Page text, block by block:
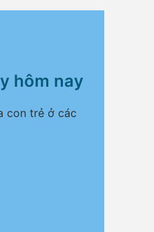
hôm nay
con trẻ ở các